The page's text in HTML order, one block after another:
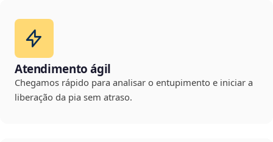
Atendimento ágil
Chegamos rápido para analisar o entupimento e iniciar a
liberação da pia sem atraso.